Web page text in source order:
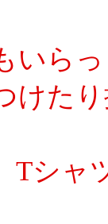
いら
けた
Tシャ